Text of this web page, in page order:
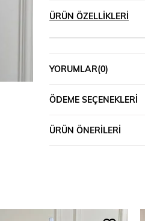
ÜRÜN ÖZELLIKLERI
YORUMLAR(0)
ÖDEME SEÇENEKLERI
ÜRÜN ÖNERILERI